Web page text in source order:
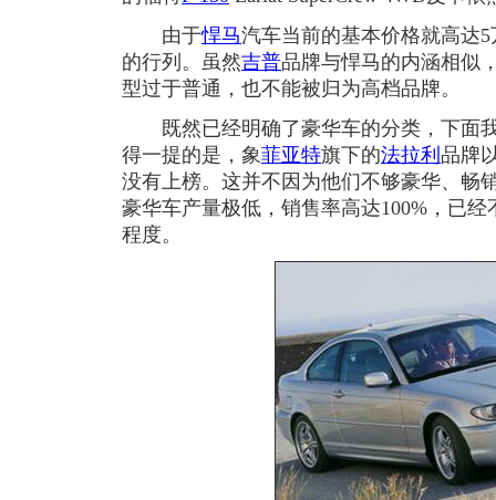
由于悍马汽车当前的基本价格就高达
的行列。虽然吉普品牌与悍马的内涵相似
型过于普通，也不能被归为高档品牌。
既然已经明确了豪华车的分类，下面
得一提的是，象菲亚特旗下的法拉利 品牌
没有上榜。这并不因为他们不够豪华、畅
豪华车产量极低，销售率高达100%，已
程度。